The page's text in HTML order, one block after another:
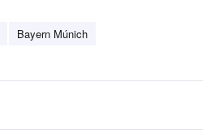
Bayern Múnich